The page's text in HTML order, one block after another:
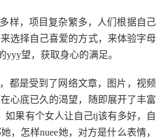
样，项目复杂繁多，人们根据自己
选择自己喜爱的方式，来体验字母
yyy望，获取身心的满足。
都是受到了网络文章，图片，视频
心底已久的渴望，随即展开了丰富
如果有个女人让自己tj该有多好，自
，怎样nuee她，对方是什么表情，